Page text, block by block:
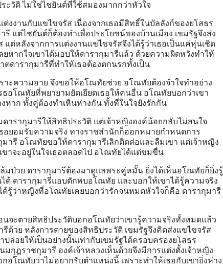
ะวัติ ไม่ใช่ไชยันต์ที่ใช้สมองมากกว่าหัวใจ
งงานกับแขไขจรัส เนื่องจากเธอมีสิทธิ์ในบัลลังก์ของยโสธร
แต่ไชยันต์ก็ต้องทำเพื่อประโยชน์ของบ้านเมือง เขมรัฐจึงส่ง
ต่หลังจากการแต่งงานแขไขจรัสจึงได้รู้ว่าเธอเป็นแค่หุ่นเชิด
ยหากใจเขาได้มอบให้ดารากุมารีแล้ว ด้วยความผิดหวังทำให้
ดารากุมารีที่ทำให้เธอต้องตกนรกทั้งเป็น
าะความอาย จึงขอให้อโณทัยช่วย อโณทัยต้องจำใจทำอย่าง
อโณทัยที่พยายามยัดเยียดเธอให้คนอื่น อโณทัยบอกว่าเขา
หาก ทั้งคู่ต้องทำเหินห่างกัน ทั้งที่ในใจยังรักกัน
ารากุมารีให้สิทธิประวัติ แต่เจ้าหญิงองค์น้อยกลับไม่สนใจ
อยอมรับความจริง ทางราชสำนักก็ออกหมายกำหนดการ
ารี อโณทัยขอให้ดารากุมารีเลิกติดต่อและลืมเขา แต่เจ้าหญิง
ขาจะอยู่ในใจเธอตลอดไป อโณทัยได้แต่ขมขื่น
มป่วย ดารากุมารีต้องมาดูแลพระคู่หมั้น ยิ่งได้เห็นอโณทัยก็ยิ่งรู้
ด้ ดารากุมารีแอบดักพบอโณทัย และบอกให้เขาได้รู้ความจริง
ด้รู้ว่าหญิงที่อโณทัยเคยบอกว่ารักจนหมดหัวใจก็คือ ดารากุมารี
จะตายสิทธิประวัติบอกอโณทัยว่าเขารู้ความจริงทั้งหมดแล้ว
ด้วย หลังการตายของสิทธิประวัติ เขมรัฐจึงคิดส่งแขไขจรัส
ล่อยให้เป็นอย่างนั้นเท่ากับเขมรัฐได้ครอบครองยโสธร
กุฎราชกุมารี องค์เจ้าหลวงเห็นด้วยจึงมีการแต่งตั้งเจ้าหญิง
อโณทัยว่าไม่อยากรับตำแหน่งนี้ เพราะทำให้เธอกับเขายิ่งห่าง